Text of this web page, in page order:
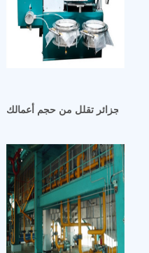
مشروع زيت الفول السوداني
في الجزائر تقلل من حجم أعمالك